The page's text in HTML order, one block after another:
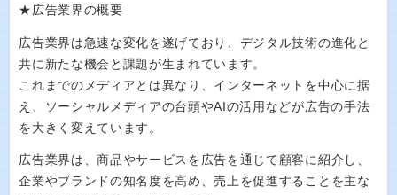
★広告業界の概要
広告業界は急速な変化を遂げており、デジタル技術の進化と
共に新たな機会と課題が生まれています。
これまでのメディアとは異なり、インターネットを中心に据
え、ソーシャルメディアの台頭やAIの活用などが広告の手法
を大きく変えています。
広告業界は、商品やサービスを広告を通じて顧客に紹介し、
企業やブランドの知名度を高め、売上を促進することを主な